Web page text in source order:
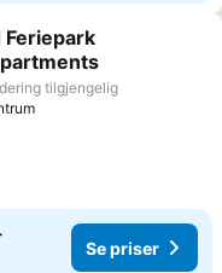
i favoritter
tilgjengelig
Se priser